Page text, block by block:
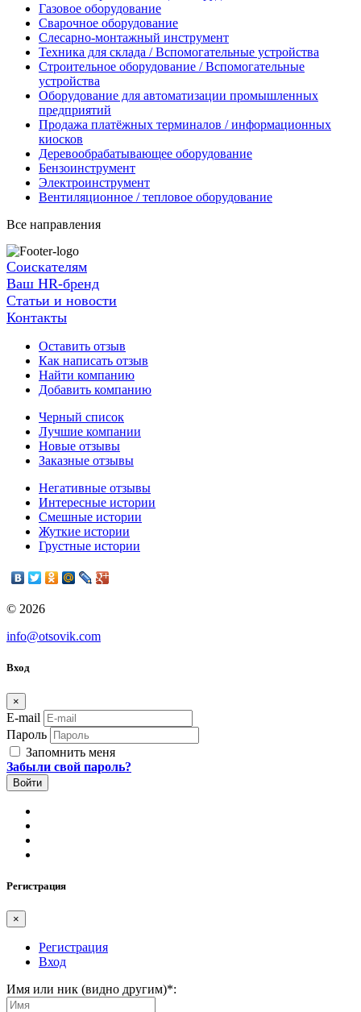
Газовое оборудование
Сварочное оборудование
Слесарно-монтажный инструмент
Техника для склада / Вспомогательные устройства
Строительное оборудование / Вспомогательные
устройства
Оборудование для автоматизации промышленных
предприятий
Продажа платёжных терминалов / информационных
киосков
Деревообрабатывающее оборудование
Бензоинструмент
Электроинструмент
Вентиляционное / тепловое оборудование
Все направления
Соискателям
Ваш HR-бренд
Статьи и новости
Контакты
Оставить отзыв
Как написать отзыв
Найти компанию
Добавить компанию
Черный список
Лучшие компании
Новые отзывы
Заказные отзывы
Негативные отзывы
Интересные истории
Смешные истории
Жуткие истории
Грустные истории
© 2026
info@otsovik.com
Вход
×
E-mail
Пароль
Запомнить меня
Забыли свой пароль?
Регистрация
×
Регистрация
Вход
Имя или ник (видно другим)*: